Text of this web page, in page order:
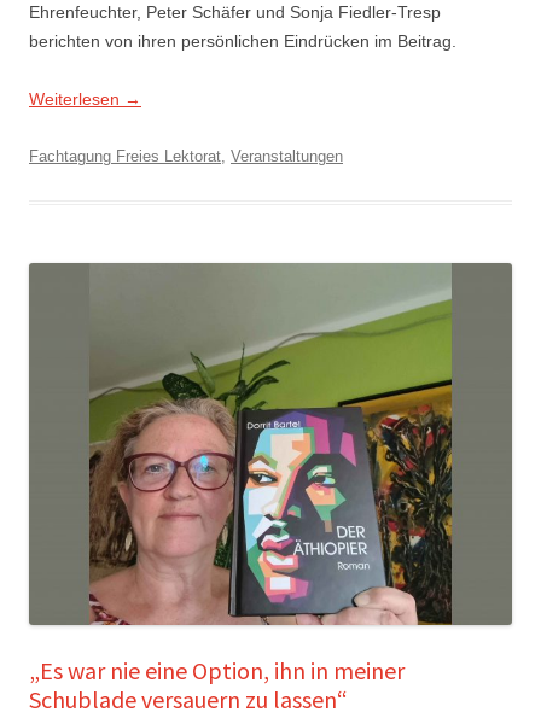
Ehrenfeuchter, Peter Schäfer und Sonja Fiedler-Tresp
berichten von ihren persönlichen Eindrücken im Beitrag.
Weiterlesen →
Fachtagung Freies Lektorat Veranstaltungen
„Es war nie eine Option, ihn in meiner
Schublade versauern zu lassen“